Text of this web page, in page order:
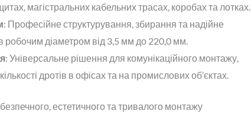
магістральних кабельних трасах, коробах та лотках.
: Професійне структурування, збирання та надійне
робочим діаметром від 3,5 мм до 220,0 мм.
: Універсальне рішення для комунікаційного монтажу,
дротів в офісах та на промислових об’єктах.
естетичного та тривалого монтажу